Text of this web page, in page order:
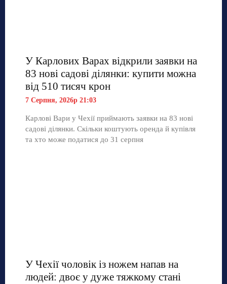
У Карлових Варах відкрили заявки на
83 нові садові ділянки: купити можна
від 510 тисяч крон
7 Серпня, 2026р 21:03
Карлові Вари у Чехії приймають заявки на 83 нові
садові ділянки. Скільки коштують оренда й купівля
та хто може податися до 31 серпня
У Чехії чоловік із ножем напав на
людей: двоє у дуже тяжкому стані